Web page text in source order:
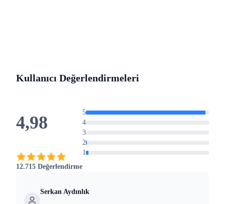
Kullanıcı Değerlendirmeleri
4,98
12.715 Değerlendirme
5
4
3
2
1
Serkan Aydınlık